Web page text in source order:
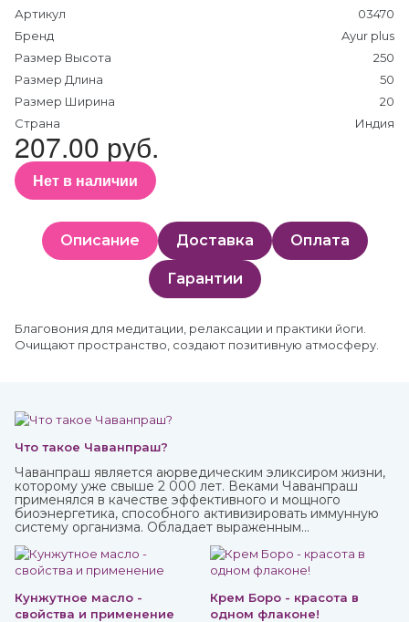
Артикул
03470
Бренд
Ayur plus
Размер Высота
250
Размер Длина
50
Размер Ширина
20
Страна
Индия
207.00 руб.
Нет в наличии
Описание Доставка Оплата
Гарантии
Благовония для медитации, релаксации и практики йоги.
Очищают пространство, создают позитивную атмосферу.
Что такое Чаванпраш?
Чаванпраш является аюрведическим эликсиром жизни,
которому уже свыше 2 000 лет. Веками Чаванпраш
применялся в качестве эффективного и мощного
биоэнергетика, способного активизировать иммунную
систему организма. Обладает выраженным
укрепляет, улучшает кровообращение, восстанавливает
деятельность нервных и эндокринных функций. Его
включают в терапевтический комплекс для борьбы со
многими хроническими заболеваниями. Рекомендован
для приема с пищей.
Кунжутное масло -
свойства и применение
Крем Боро - красота в
одном флаконе!